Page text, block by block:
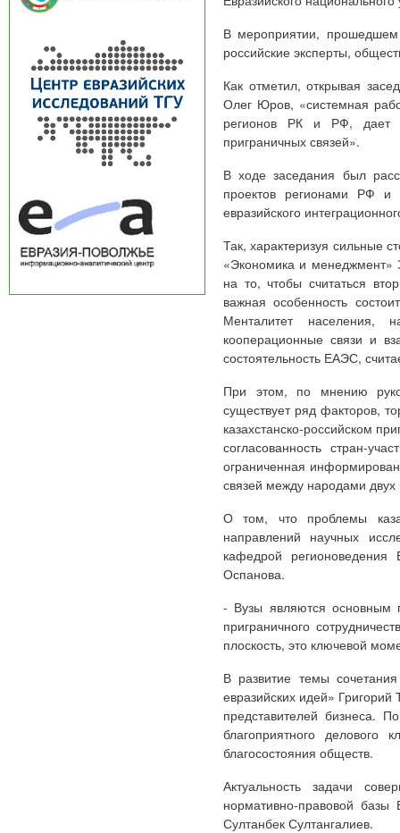
В мероприятии,
российские эксперты,
Как отметил, открывая
Олег Юров, «системная
регионов РК и РФ, дает
приграничных связей».
В ходе заседания был
проектов регионами РФ
евразийского
Так, характеризуя сильные
«Экономика и менеджмент»
на то, чтобы считаться
важная особенность
Менталитет населения,
кооперационные связи и
состоятельность ЕАЭС,
При этом, по мнению
существует ряд факторов,
казахстанско-российском
согласованность стран-
ограниченная
связей между народами
О том, что проблемы
направлений научных
кафедрой регионоведения
Оспанова.
- Вузы являются основным
приграничного
плоскость, это ключевой
В развитие темы
евразийских идей»
представителей бизнеса.
благоприятного
благосостояния обществ.
Актуальность задачи
нормативно-правовой
Султанбек Султангалиев.